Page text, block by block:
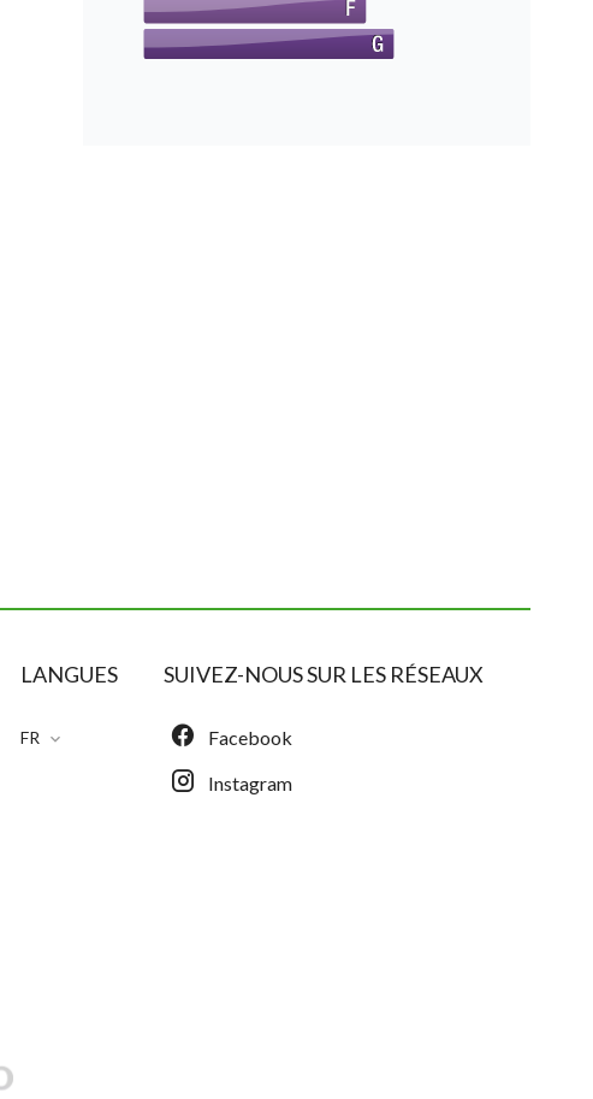
LANGUES
FR
SUIVEZ-NOUS SUR LES RÉSEAUX
Facebook
Instagram